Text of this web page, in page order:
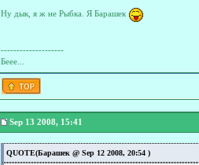
Ну дык, я ж не Рыбка. Я Барашек
--------------------
Беее...
Sep 13 2008, 15:41
QUOTE(Барашек @ Sep 12 2008, 20:54 )